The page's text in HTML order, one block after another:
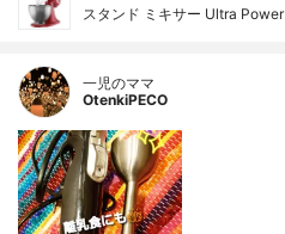
スタンド ミキサー Ultra Power
一児のママ
OtenkiPECO